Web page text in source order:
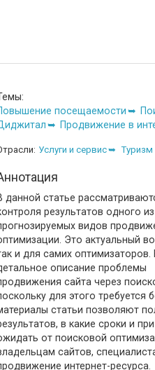
посещаемости
Продвижение в
Услуги и сервис Туризм
данной статье
результатов одного
видов
Это актуальный
и для самих
описание проблемы
сайта через
для этого требуется
статьи позволяют
в какие сроки и
от поисковой
сайтов,
интернет-ресурса.